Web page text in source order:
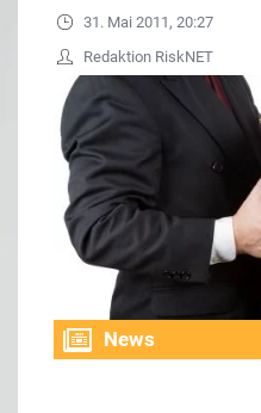
31. Mai 2011, 20:27
Redaktion RiskNET
News